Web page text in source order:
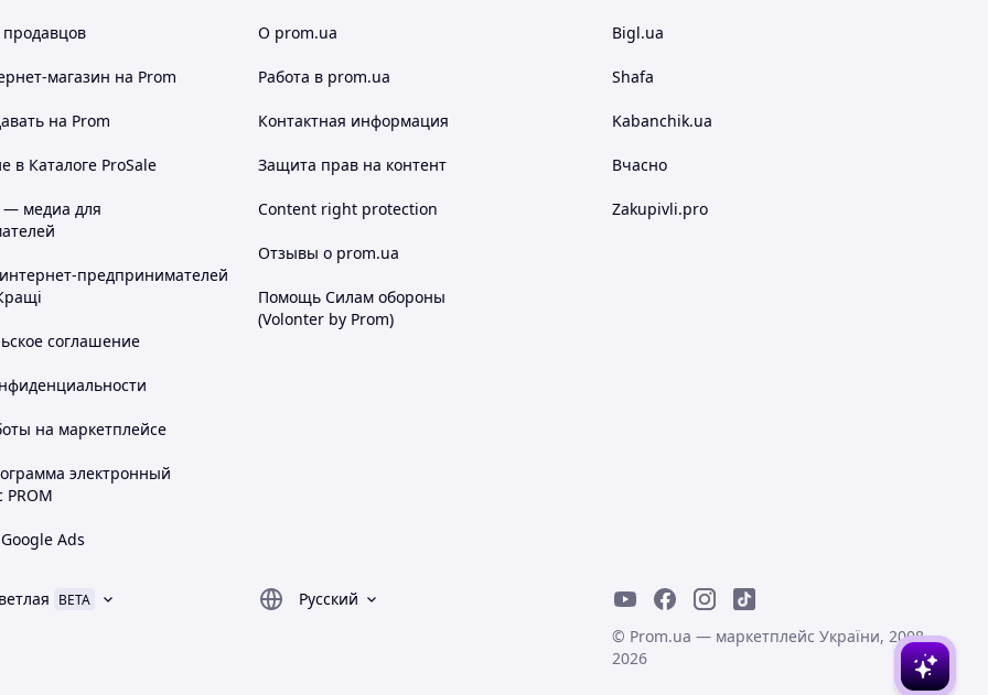
магазин на Prom
на Prom
в Каталоге ProSale
— медиа для
предпринимателей
соглашение
на маркетплейсе
электронный
PROM
Ads
О prom.ua
Работа в prom.ua
Контактная информация
Защита прав на контент
Content right protection
Отзывы о prom.ua
Помощь Силам обороны
(Volonter by Prom)
Bigl.ua
Shafa
Kabanchik.ua
Вчасно
Zakupivli.pro
BETA
Русский
© Prom.ua — маркетплейс України, 2008-
2026